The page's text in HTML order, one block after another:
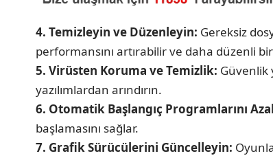
4. Temizleyin ve Düzenleyin: Gereksiz
performansını artırabilir ve daha düzenli
5. Virüsten Koruma ve Temizlik: Güvenlik
yazılımlardan arındırın.
6. Otomatik Başlangıç Programlarını
başlamasını sağlar.
7. Grafik Sürücülerini Güncelleyin: